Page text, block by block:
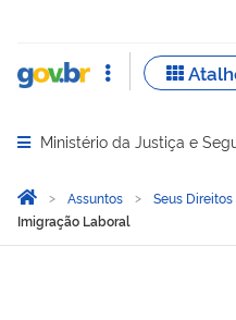
Abrir menu principal de
Ministério da Justiça e
Você está aqui:
Página Inicial
Assuntos Seus Direitos
Imigração Laboral